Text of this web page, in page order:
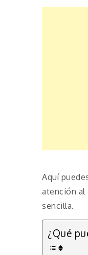
Aquí
atención al
sencilla.
¿Qué